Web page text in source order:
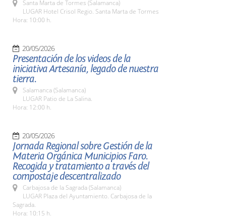
Santa Marta de Tormes (Salamanca)
LUGAR Hotel Crisol Regio. Santa Marta de Tormes
Hora: 10:00 h.
20/05/2026
Presentación de los videos de la
iniciativa Artesanía, legado de nuestra
tierra.
Salamanca (Salamanca)
LUGAR Patio de La Salina.
Hora: 12:00 h.
20/05/2026
Jornada Regional sobre Gestión de la
Materia Orgánica Municipios Faro.
Recogida y tratamiento a través del
compostaje descentralizado
Carbajosa de la Sagrada (Salamanca)
LUGAR Plaza del Ayuntamiento. Carbajosa de la
Sagrada.
Hora: 10:15 h.